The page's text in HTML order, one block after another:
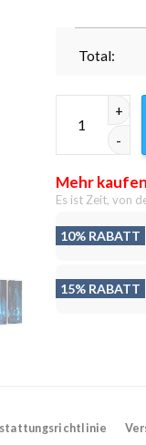
Total:
Tanzendes
Mehr
Es ist Zeit, von
10% RABATT
15% RABATT